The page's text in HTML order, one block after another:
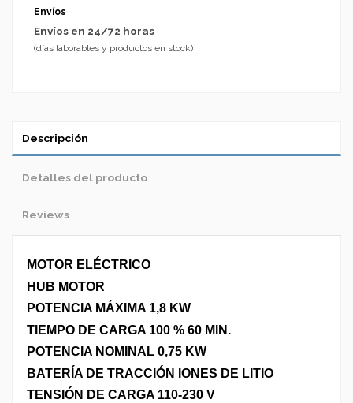
Envíos
Envíos en 24/72 horas
(días laborables y productos en stock)
Descripción
Detalles del producto
Reviews
MOTOR ELÉCTRICO
HUB MOTOR
POTENCIA MÁXIMA 1,8 KW
TIEMPO DE CARGA 100 % 60 MIN.
POTENCIA NOMINAL 0,75 KW
BATERÍA DE TRACCIÓN IONES DE LITIO
TENSIÓN DE CARGA 110-230 V